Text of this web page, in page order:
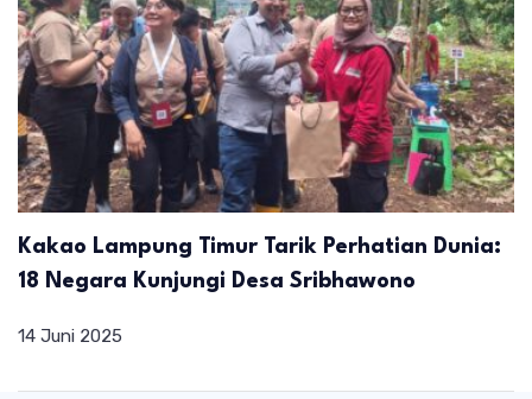
Kakao Lampung Timur Tarik Perhatian Dunia:
18 Negara Kunjungi Desa Sribhawono
14 Juni 2025